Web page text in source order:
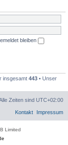
bleiben
insgesamt 443 • Unser
Zeiten sind UTC+02:00
Impressum
Kontakt
Limited